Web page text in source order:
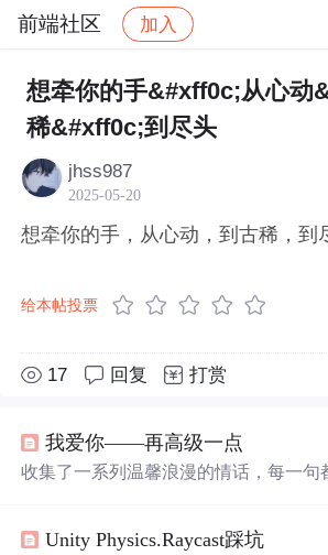
前端社区 加入
社区 前端社区 感慨 帖子详
想牵你的手&#xff0c;从心动
稀&#xff0c;到尽头
jhss987
2025-05-20
想牵你的手，从心动，到古稀，到
给本帖投票
17 回复 打赏
我爱你——再高级一点
收集了一系列温馨浪漫的情话，每一句
Unity Physics.Raycast踩坑